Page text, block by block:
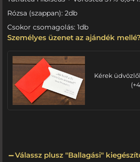
Rózsa (szappan): 2db
Csokor csomagolás: 1db
Személyes üzenet az ajándék mellé?
Kérek
(+
Válassz plusz "Ballagási"